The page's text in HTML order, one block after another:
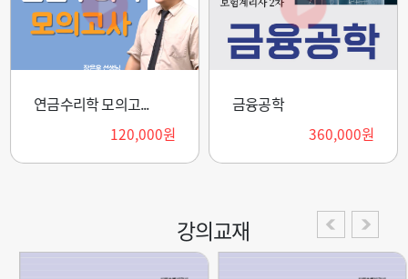
연금수리학 모의고...
120,000원
금융공학
360,000원
강의교재